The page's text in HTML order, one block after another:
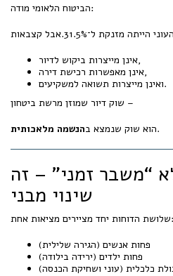
הביטוח הלאומי מודה:
אינן מייצרות ביקוש לדיור,
אינן מאפשרות רכישת דירה,
ואינן מייצרות תשואה למשקיעים.
שוק דיור שמוזן מרשת ביטחון –
הוא שוק שנמצא בהנשמה מלאכותית .
“משבר זמני” – זה
שינוי מבני
שלושת הדוחות יחד מציירים מציאות אחת:
פחות אנשים (הגירה שלילית)
פחות ילדים (ירידה בילודה)
כלכלית (עוני ושחיקת הכנסה)